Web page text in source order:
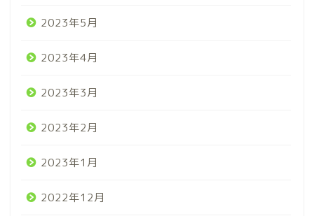
2023年5月
2023年4月
2023年3月
2023年2月
2023年1月
2022年12月